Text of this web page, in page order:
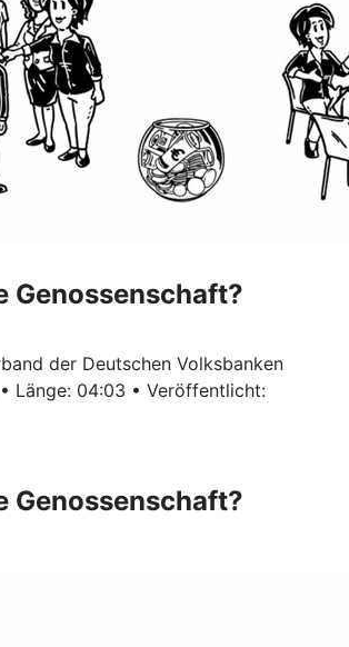
Genossenschaft?
der Deutschen Volksbanken
Länge: 04:03 • Veröffentlicht:
Genossenschaft?